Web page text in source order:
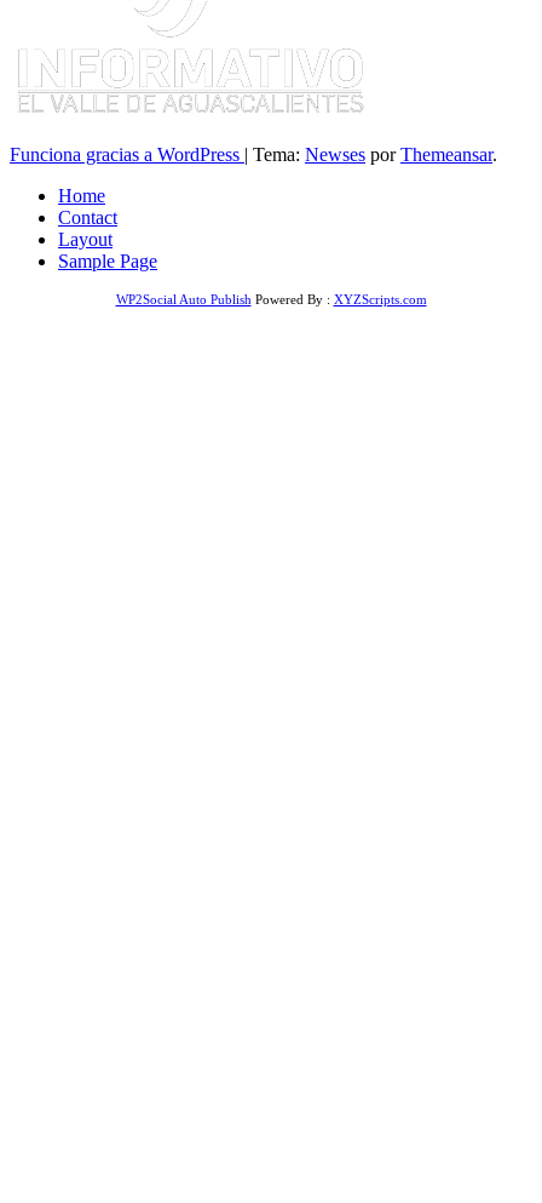
Funciona gracias a WordPress | Tema: Newses porThemeansar.
Home
Contact
Layout
Sample Page
WP2Social Auto Publish Powered By : XYZScripts.com